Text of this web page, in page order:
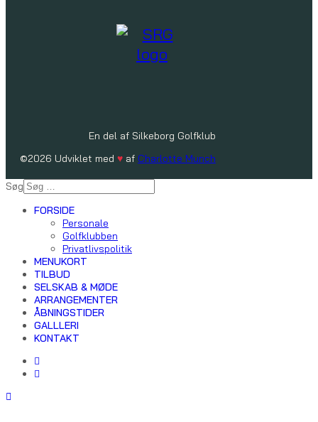
En del af Silkeborg Golfklub
©2026 Udviklet med ♥ af Charlotte Munch
Søg
FORSIDE
Personale
Golfklubben
Privatlivspolitik
MENUKORT
TILBUD
SELSKAB & MØDE
ARRANGEMENTER
ÅBNINGSTIDER
GALLLERI
KONTAKT